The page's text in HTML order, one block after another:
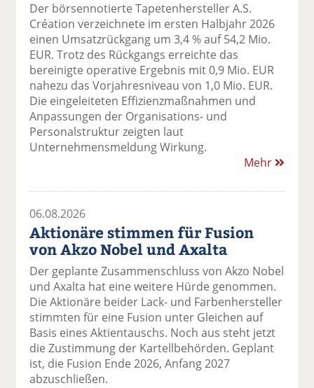
Der börsennotierte Tapetenhersteller A.S.
Création verzeichnete im ersten Halbjahr 2026
einen Umsatzrückgang um 3,4 % auf 54,2 Mio.
EUR. Trotz des Rückgangs erreichte das
bereinigte operative Ergebnis mit 0,9 Mio. EUR
nahezu das Vorjahresniveau von 1,0 Mio. EUR.
Die eingeleiteten Effizienzmaßnahmen und
Anpassungen der Organisations- und
Personalstruktur zeigten laut
Unternehmensmeldung Wirkung.
Mehr
06.08.2026
Aktionäre stimmen für Fusion
von Akzo Nobel und Axalta
Der geplante Zusammenschluss von Akzo Nobel
und Axalta hat eine weitere Hürde genommen.
Die Aktionäre beider Lack- und Farbenhersteller
stimmten für eine Fusion unter Gleichen auf
Basis eines Aktientauschs. Noch aus steht jetzt
die Zustimmung der Kartellbehörden. Geplant
ist, die Fusion Ende 2026, Anfang 2027
abzuschließen.